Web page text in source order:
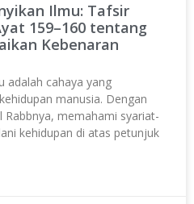
Ilmu: Tafsir
159–160 tentang
Kebenaran
adalah cahaya yang
manusia. Dengan
memahami syariat-
kehidupan di atas petunjuk